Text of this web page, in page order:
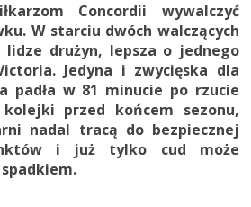
Concordii wywalczyć
W starciu dwóch walczących
drużyn, lepsza o jednego
Jedyna i zwycięska dla
padła w 81 minucie po rzucie
przed końcem sezonu,
nadal tracą do bezpiecznej
i już tylko cud może